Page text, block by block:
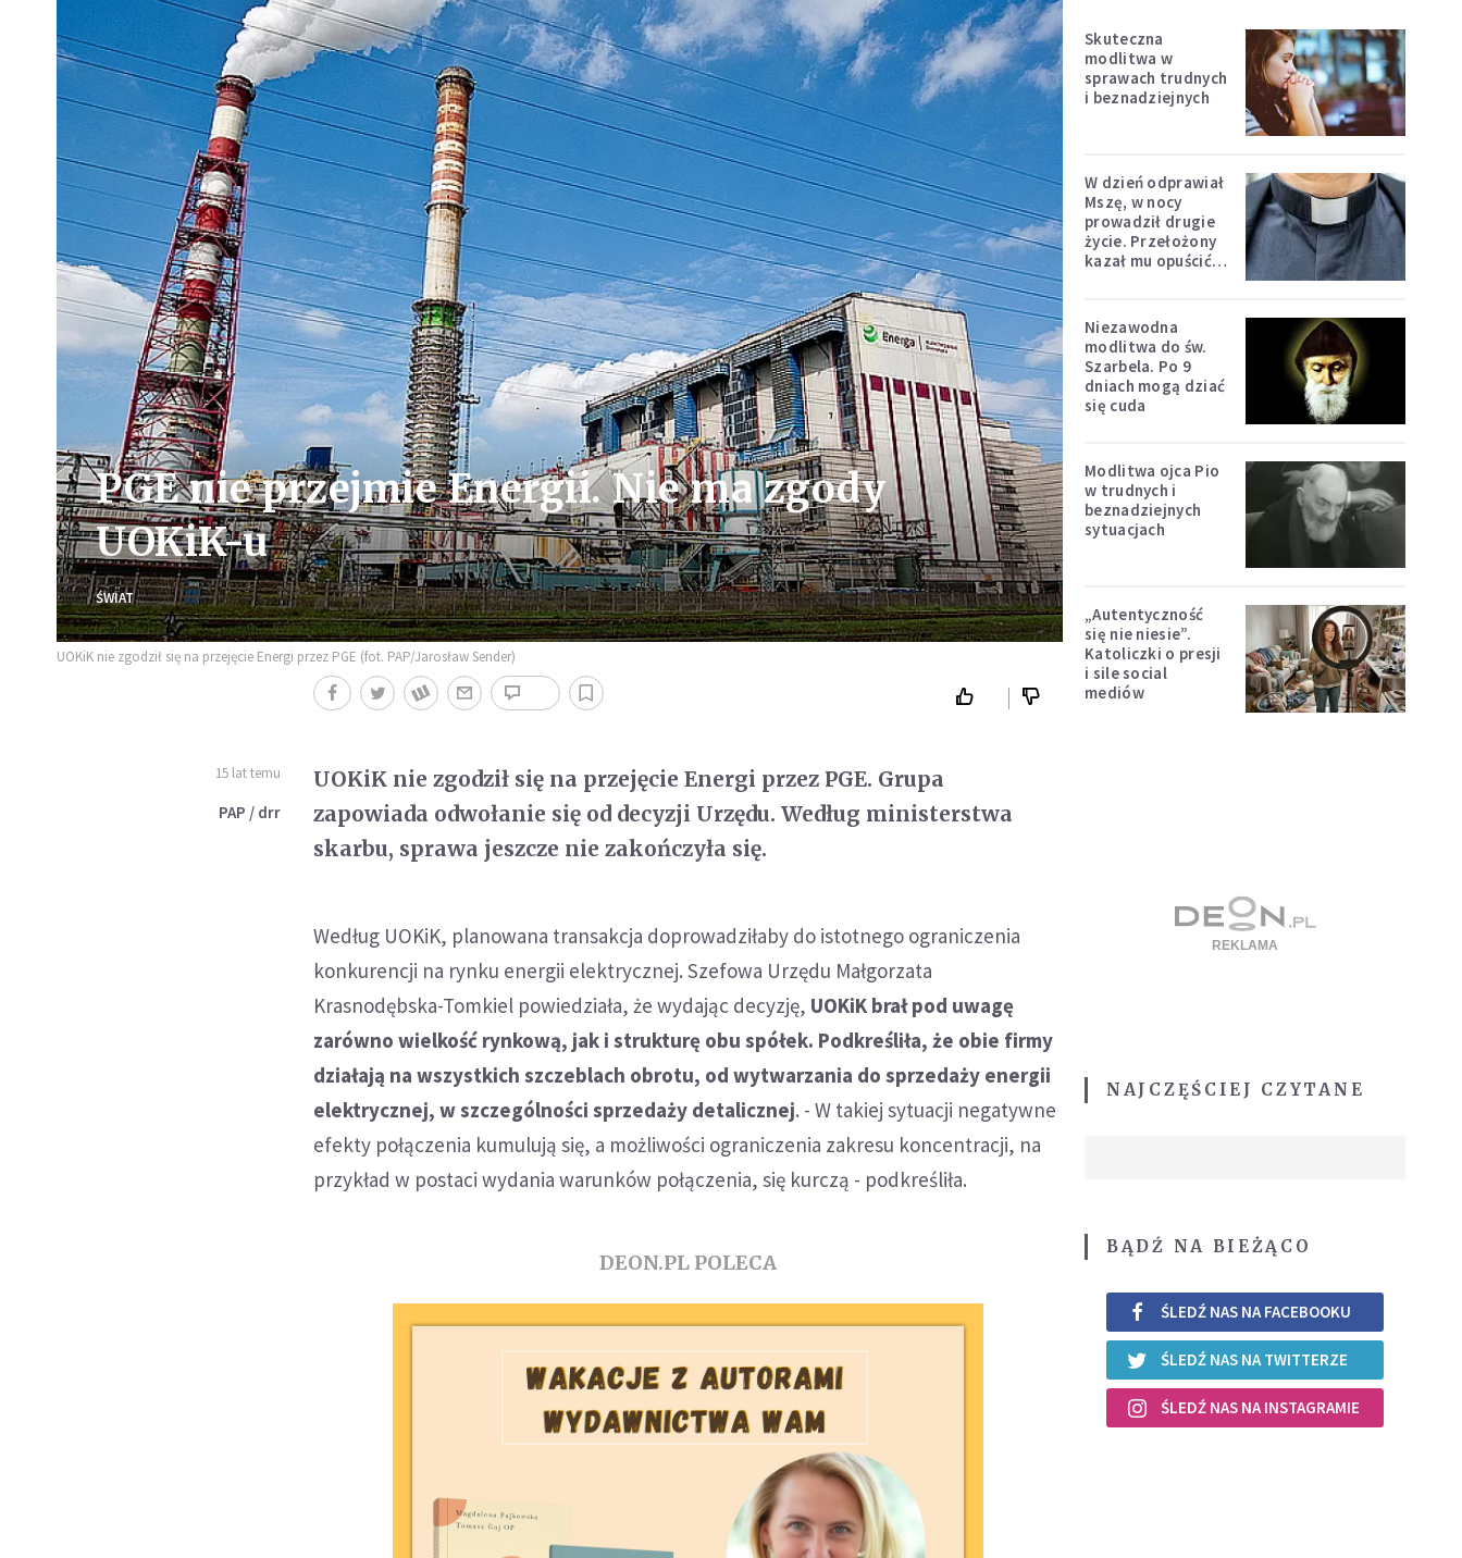
PGE nie przejmie Energii. Nie ma zgody
UOKiK-u
ŚWIAT
UOKiK nie zgodził się na przejęcie Energi przez PGE (fot. PAP/Jarosław Sender)
15 lat temu
PAP / drr
UOKiK nie zgodził się na przejęcie Energi przez PGE. Grupa
zapowiada odwołanie się od decyzji Urzędu. Według ministerstwa
skarbu, sprawa jeszcze nie zakończyła się.
Według UOKiK, planowana transakcja doprowadziłaby do istotnego ograniczenia
konkurencji na rynku energii elektrycznej. Szefowa Urzędu Małgorzata
Krasnodębska-Tomkiel powiedziała, że wydając decyzję, UOKiK brał pod uwagę
zarówno wielkość rynkową, jak i strukturę obu spółek. Podkreśliła, że obie firmy
działają na wszystkich szczeblach obrotu, od wytwarzania do sprzedaży energii
elektrycznej, w szczególności sprzedaży detalicznej. - W takiej sytuacji negatywne
efekty połączenia kumulują się, a możliwości ograniczenia zakresu koncentracji, na
przykład w postaci wydania warunków połączenia, się kurczą - podkreśliła.
DEON.PL POLECA
Skuteczna
modlitwa w
sprawach trudnych
i beznadziejnych
W dzień odprawiał
Mszę, w nocy
prowadził drugie
życie. Przełożony
kazał mu opuścić
Niezawodna
modlitwa do św.
Szarbela. Po 9
dniach mogą dziać
się cuda
Modlitwa ojca Pio
w trudnych i
beznadziejnych
sytuacjach
„Autentyczność
się nie niesie”.
Katoliczki o presji
i sile social
mediów
NAJCZĘŚCIEJ CZYTANE
BĄDŹ NA BIEŻĄCO
ŚLEDŹ NAS NA FACEBOOKU
ŚLEDŹ NAS NA TWITTERZE
ŚLEDŹ NAS NA INSTAGRAMIE